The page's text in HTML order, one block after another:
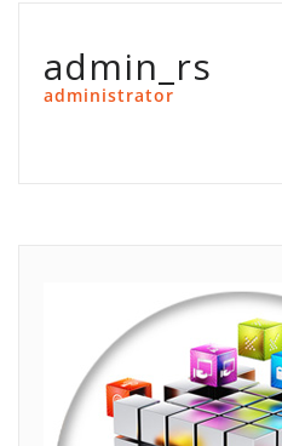
admin_rs
administrator